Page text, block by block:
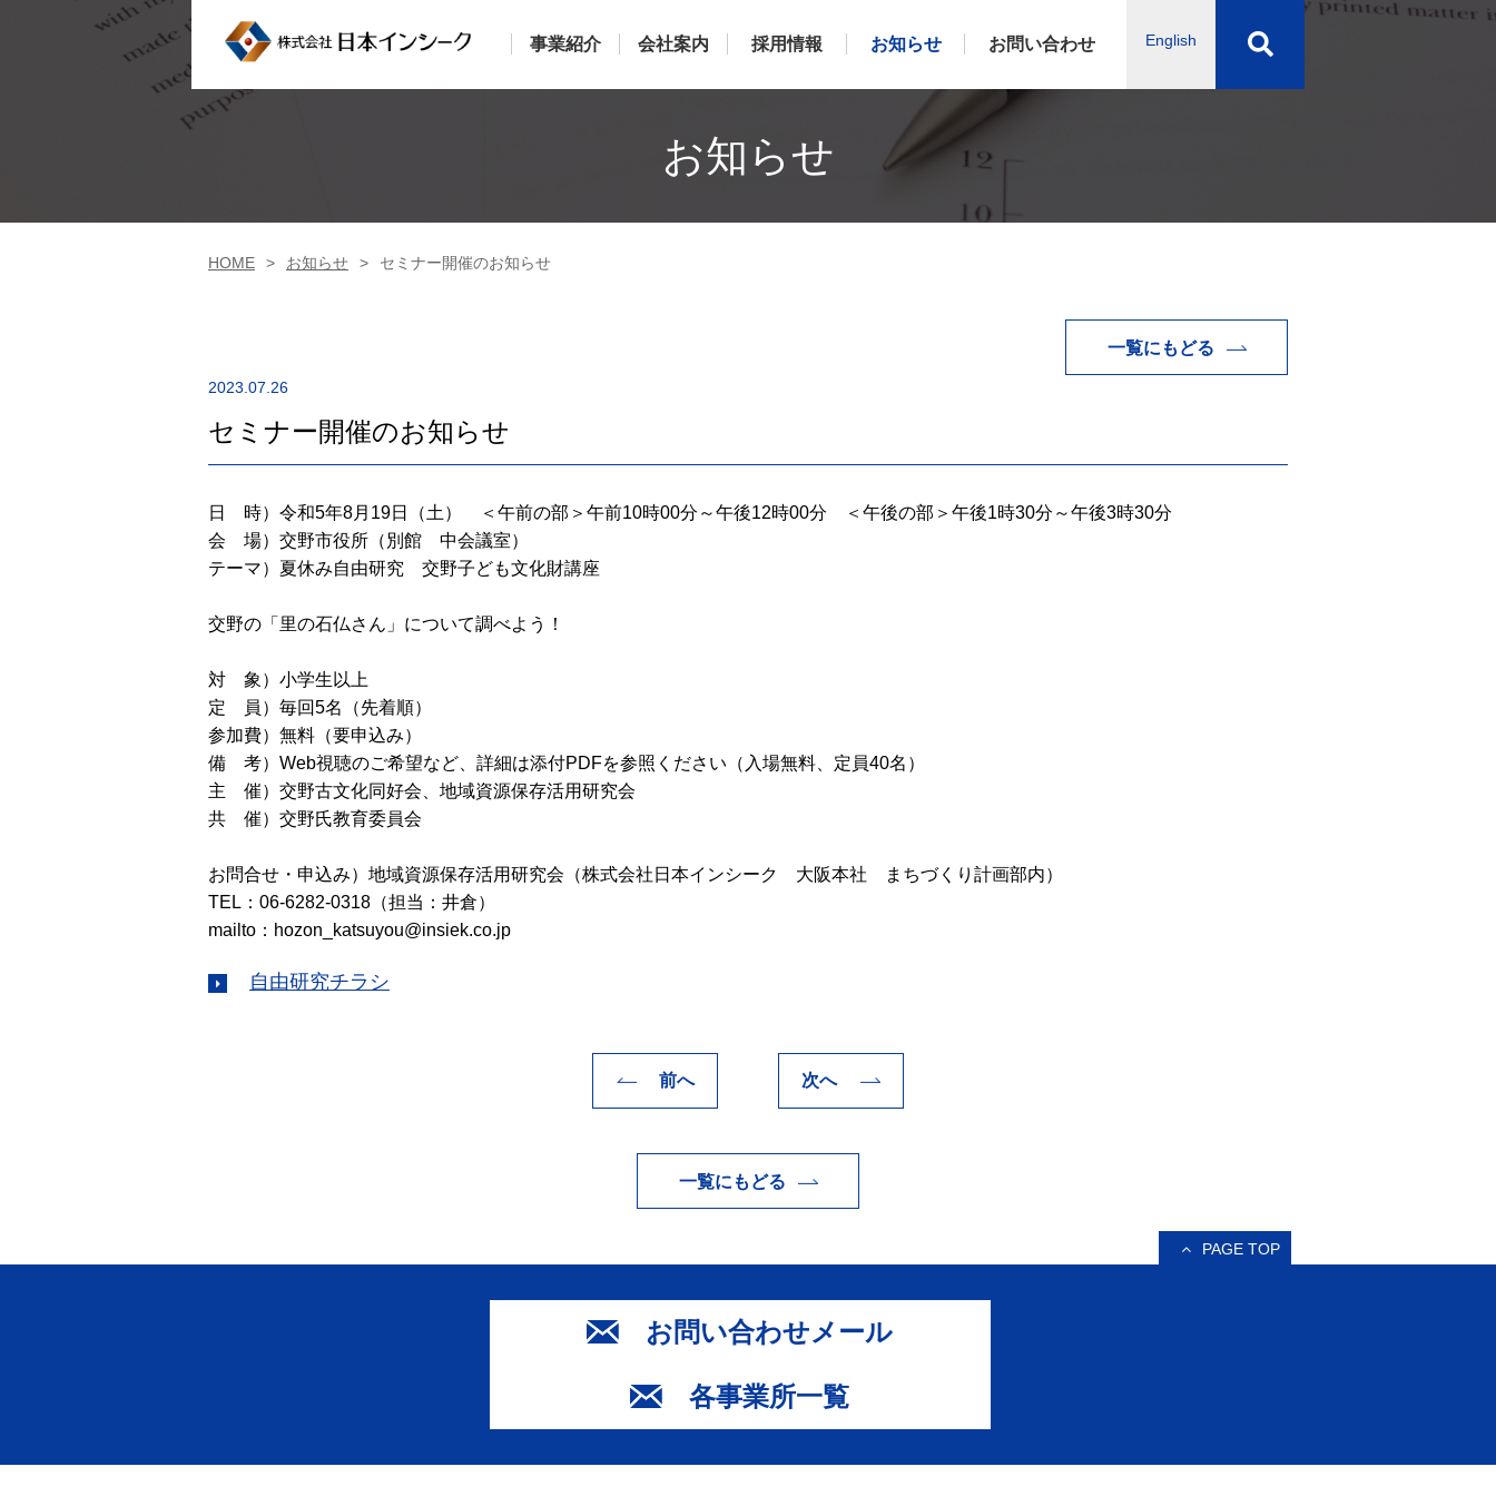
事業紹介 会社案内 採用情報 お知らせ お問い合わせ English
お知らせ
HOME お知らせ セミナー開催のお知らせ
一覧にもどる
2023.07.26
セミナー開催のお知らせ
日 時）令和5年8月19日（土） ＜午前の部＞午前10時00分～午後12時00分 ＜午後の部＞午後1時30分～午後3時30分
会 場）交野市役所（別館 中会議室）
テーマ）夏休み自由研究 交野子ども文化財講座
交野の「里の石仏さん」について調べよう！
対 象）小学生以上
定 員）毎回5名（先着順）
参加費）無料（要申込み）
備 考）Web視聴のご希望など、詳細は添付PDFを参照ください（入場無料、定員40名）
主 催）交野古文化同好会、地域資源保存活用研究会
共 催）交野氏教育委員会
お問合せ・申込み）地域資源保存活用研究会（株式会社日本インシーク 大阪本社 まちづくり計画部内）
TEL：06-6282-0318（担当：井倉）
mailto：hozon_katsuyou@insiek.co.jp
自由研究チラシ
前へ 次へ
一覧にもどる
PAGE TOP
お問い合わせメール
各事業所一覧